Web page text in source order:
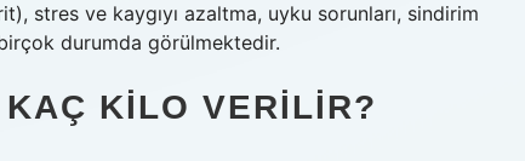
stres ve kaygıyı azaltma, uyku sorunları, sindirim
birçok durumda görülmektedir.
KILO VERILIR?